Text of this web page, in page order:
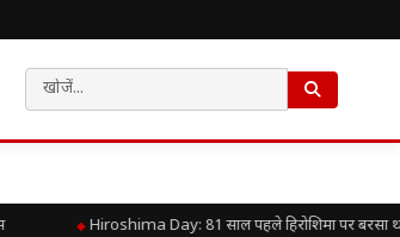
Hiroshima Day: 81 साल पहले हिरोशिमा पर बरसा